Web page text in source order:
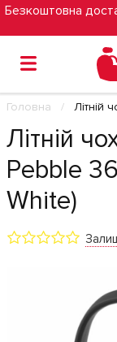
Безкоштовна
Головна Літній
Літній
Pebble
White)